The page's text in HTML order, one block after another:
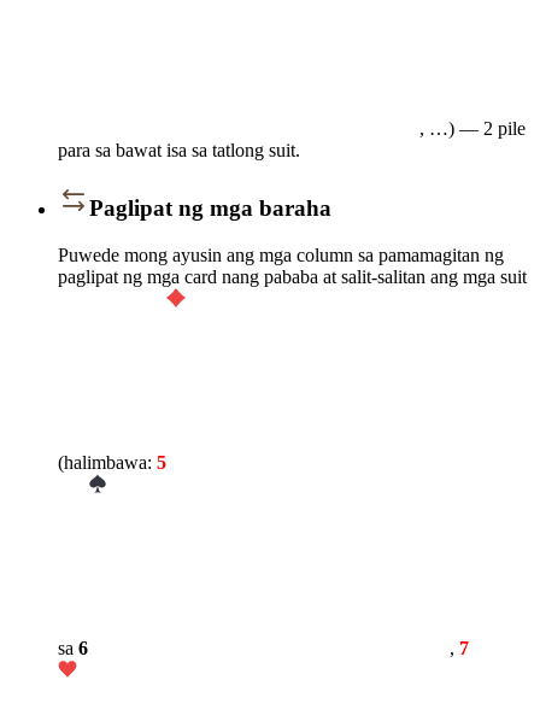
, …) — 2 pile
para sa bawat isa sa tatlong suit.
Paglipat ng mga baraha
Puwede mong ayusin ang mga column sa pamamagitan ng
paglipat ng mga card nang pababa at salit-salitan ang mga suit
(halimbawa: 5
sa 6 , 7